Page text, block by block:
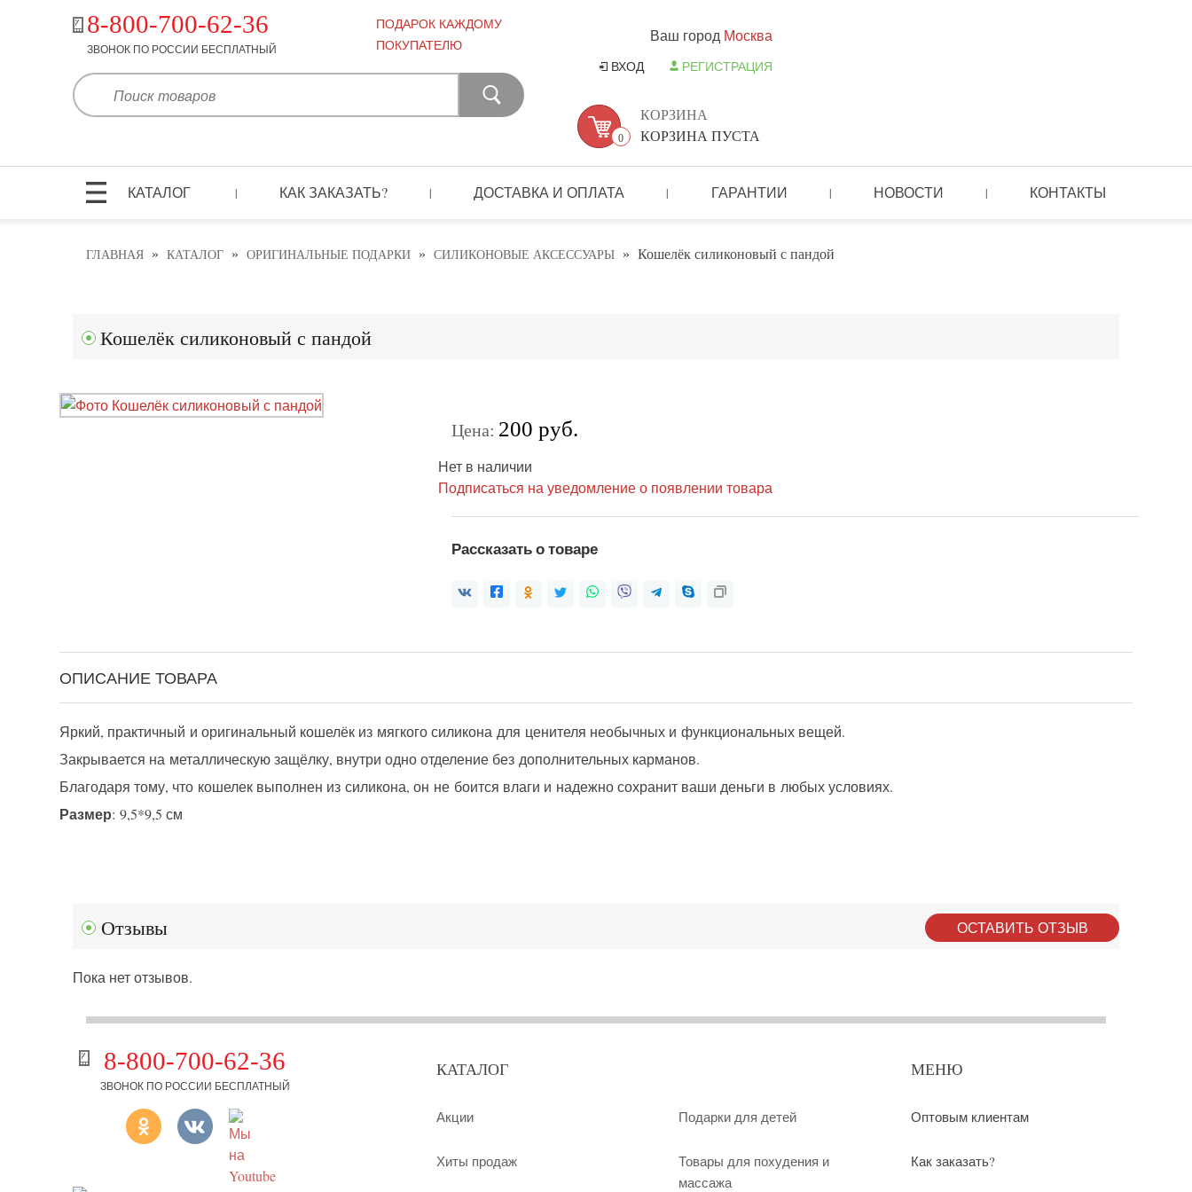
8-800-700-62-36
ЗВОНОК ПО РОССИИ БЕСПЛАТНЫЙ
ПОДАРОК КАЖДОМУ
ПОКУПАТЕЛЮ
Ваш город Москва
ВХОД РЕГИСТРАЦИЯ
0
КОРЗИНА
КОРЗИНА ПУСТА
КАТАЛОГ | КАК ЗАКАЗАТЬ? | ДОСТАВКА И ОПЛАТА | ГАРАНТИИ | НОВОСТИ | КОНТАКТЫ
ГЛАВНАЯ » КАТАЛОГ » ОРИГИНАЛЬНЫЕ ПОДАРКИ » СИЛИКОНОВЫЕ АКСЕССУАРЫ » Кошелёк силиконовый с пандой
Кошелёк силиконовый с пандой
Цена: 200 руб.
Нет в наличии
Подписаться на уведомление о появлении товара
Рассказать о товаре
ОПИСАНИЕ ТОВАРА
Яркий, практичный и оригинальный кошелёк из мягкого силикона для ценителя необычных и функциональных вещей.
Закрывается на металлическую защёлку, внутри одно отделение без дополнительных карманов.
Благодаря тому, что кошелек выполнен из силикона, он не боится влаги и надежно сохранит ваши деньги в любых условиях.
Размер: 9,5*9,5 см
Отзывы ОСТАВИТЬ ОТЗЫВ
Пока нет отзывов.
8-800-700-62-36
ЗВОНОК ПО РОССИИ БЕСПЛАТНЫЙ
КАТАЛОГ
Акции
Хиты продаж
Подарки для детей
Товары для похудения и
массажа
МЕНЮ
Оптовым клиентам
Как заказать?